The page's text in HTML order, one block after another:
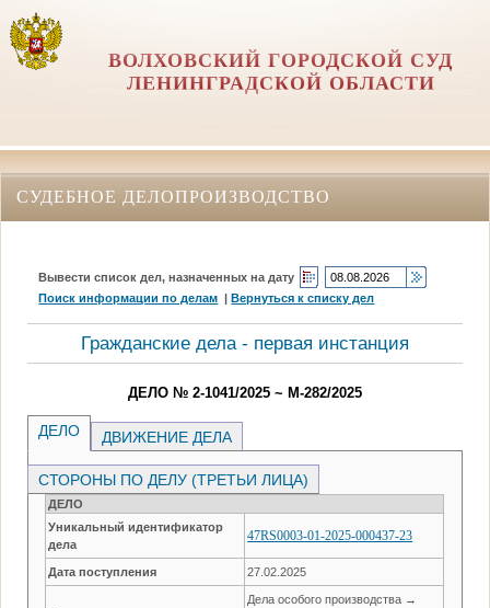
ВОЛХОВСКИЙ ГОРОДСКОЙ СУД
ЛЕНИНГРАДСКОЙ ОБЛАСТИ
СУДЕБНОЕ ДЕЛОПРОИЗВОДСТВО
Вывести список дел, назначенных на дату
Поиск информации по делам |Вернуться к списку дел
Гражданские дела - первая инстанция
ДЕЛО № 2-1041/2025 ~ М-282/2025
ДЕЛО ДВИЖЕНИЕ ДЕЛА
СТОРОНЫ ПО ДЕЛУ (ТРЕТЬИ ЛИЦА)
ДЕЛО
Уникальный идентификатор
дела
47RS0003-01-2025-000437-23
Дата поступления 27.02.2025
Дела особого производства →